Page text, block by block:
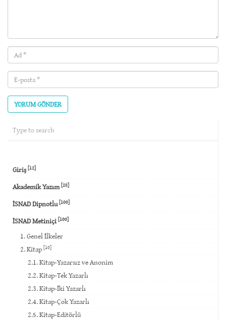
Ad
(required)
E-
posta
(required)
Giriş[12]
Akademik Yazım[28]
İSNAD Dipnotlu[100]
İSNAD Metiniçi [100]
1. Genel İlkeler
2. Kitap [10]
2.1. Kitap-Yazarsız ve Anonim
2.2. Kitap-Tek Yazarlı
2.3. Kitap-İki Yazarlı
2.4. Kitap-Çok Yazarlı
2.5. Kitap-Editörlü